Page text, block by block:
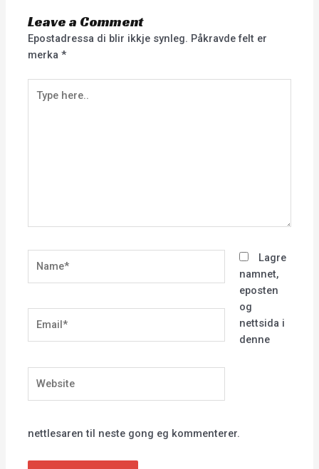
Leave a Comment
Epostadressa di blir ikkje synleg. Påkravde felt er
merka*
here..
Lagre
namnet,
eposten
og
nettsida i
denne
nettlesaren til neste gong eg kommenterer.